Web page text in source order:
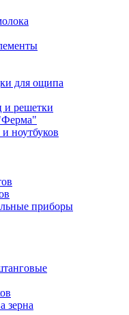
для ощипа
и решетки
ноутбуков
приборы
зерна